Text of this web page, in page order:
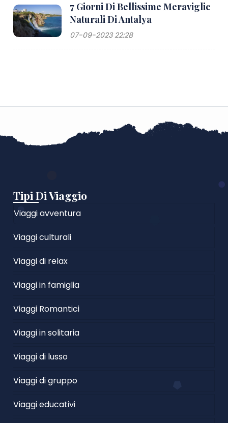
7 Giorni Di Bellissime Meraviglie
Naturali Di Antalya
07-09-2023 22:28
Tipi Di Viaggio
Viaggi avventura
Viaggi culturali
Viaggi di relax
Viaggi in famiglia
Viaggi Romantici
Viaggi in solitaria
Viaggi di lusso
Viaggi di gruppo
Viaggi educativi